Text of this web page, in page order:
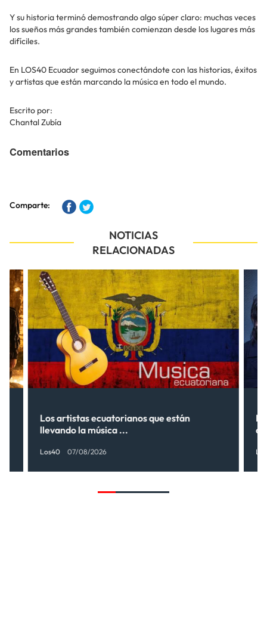
Y su historia terminó demostrando algo súper claro: muchas veces
los sueños más grandes también comienzan desde los lugares más
difíciles.
En LOS40 Ecuador seguimos conectándote con las historias, éxitos
y artistas que están marcando la música en todo el mundo.
Escrito por:
Chantal Zubía
Comentarios
Comparte:
NOTICIAS
RELACIONADAS
Los artistas ecuatorianos que están
llevando la música ...
Los40 07/08/2026